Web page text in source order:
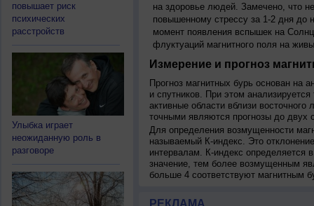
повышает риск
психических
расстройств
Улыбка играет
неожиданную роль в
разговоре
на здоровье людей. Замечено, что
повышенному стрессу за 1-2 дня до
момент появления вспышек на
флуктуаций магнитного поля на
Измерение и прогноз
Прогноз магнитных бурь основан на
и спутников. При этом
активные области вблизи
точными являются прогнозы до двух
Для определения возмущенности
называемый К-индекс. Это
интервалам. К-индекс определяется
значение, тем более возмущенным
больше 4 соответствуют магнитным
РЕКЛАМА